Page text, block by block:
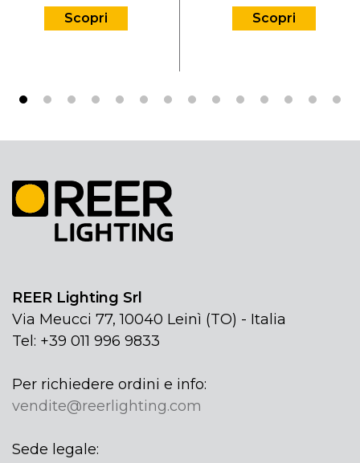
Scopri Scopri
REER Lighting Srl
Via Meucci 77, 10040 Leinì (TO) - Italia
Tel: +39 011 996 9833
Per richiedere ordini e info:
vendite@reerlighting.com
Sede legale: